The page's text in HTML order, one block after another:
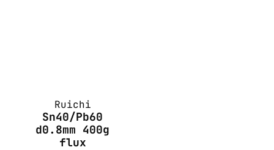
Ruichi
Sn40/Pb60
d0.8mm 400g
flux